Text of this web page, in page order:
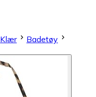
Klær
Badetøy